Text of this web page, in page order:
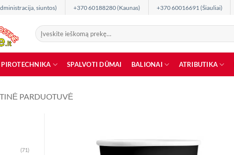
siuntos) +370 60188280 (Kaunas) +370 60016691 (Šiauliai)
Ieškoti:
SPALVOTI DŪMAI BALIONAI ATRIBUTIKA
PARDUOTUVĖ
(71)